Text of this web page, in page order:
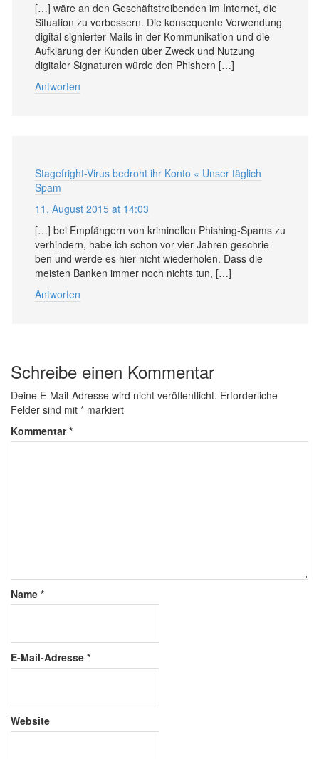
[…] wäre an den Geschäftstreibenden im Internet, die
Situation zu verbessern. Die konsequente Verwendung
digital signierter Mails in der Kommunikation und die
Aufklärung der Kunden über Zweck und Nutzung
digitaler Signaturen würde den Phishern […]
Antworten
Stagefright-Virus bedroht ihr Konto « Unser täglich
Spam
11. August 2015 at 14:03
[…] bei Em­pfän­gern von kri­mi­nellen Phishing-Spams zu
ver­hin­dern, habe ich schon vor vier Jahren ge­schrie­
ben und werde es hier nicht wie­der­holen. Dass die
meis­ten Banken immer noch nichts tun, […]
Antworten
Schreibe einen Kommentar
Deine E-Mail-Adresse wird nicht veröffentlicht. Erforderliche
Felder sind mit * markiert
Kommentar*
Name *
E-Mail-Adresse *
Website